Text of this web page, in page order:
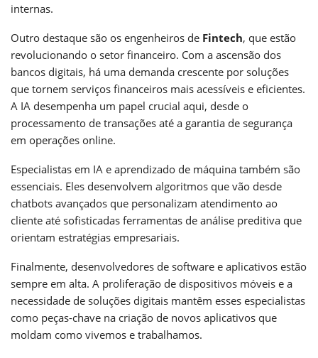
internas.
Outro destaque são os engenheiros de Fintech, que estão
revolucionando o setor financeiro. Com a ascensão dos
bancos digitais, há uma demanda crescente por soluções
que tornem serviços financeiros mais acessíveis e eficientes.
A IA desempenha um papel crucial aqui, desde o
processamento de transações até a garantia de segurança
em operações online.
Especialistas em IA e aprendizado de máquina também são
essenciais. Eles desenvolvem algoritmos que vão desde
chatbots avançados que personalizam atendimento ao
cliente até sofisticadas ferramentas de análise preditiva que
orientam estratégias empresariais.
Finalmente, desenvolvedores de software e aplicativos estão
sempre em alta. A proliferação de dispositivos móveis e a
necessidade de soluções digitais mantêm esses especialistas
como peças-chave na criação de novos aplicativos que
moldam como vivemos e trabalhamos.